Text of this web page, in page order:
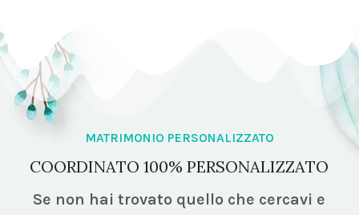
MATRIMONIO PERSONALIZZATO
COORDINATO 100% PERSONALIZZATO
Se non hai trovato quello che cercavi e